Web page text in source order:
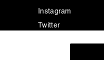
Instagram
Twitter